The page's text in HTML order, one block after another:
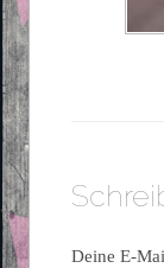
Deine E-